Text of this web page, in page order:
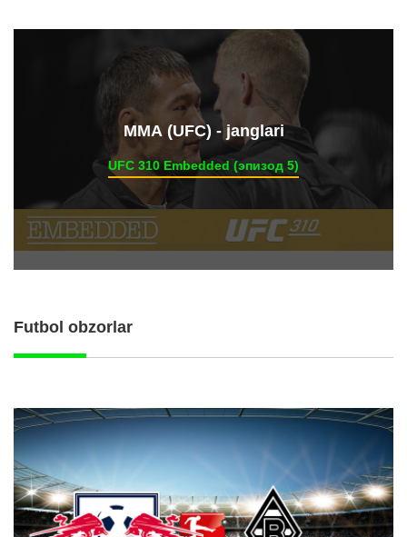
ММА (UFC) - janglari
UFC 310 Embedded (эпизод 5)
Futbol obzorlar